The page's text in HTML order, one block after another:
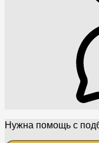
Нужна помощь с